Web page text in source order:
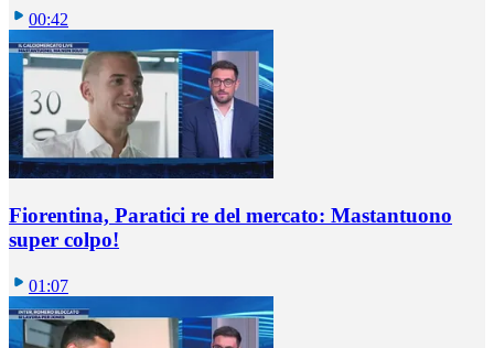
00:42
Fiorentina, Paratici re del mercato: Mastantuono
super colpo!
01:07